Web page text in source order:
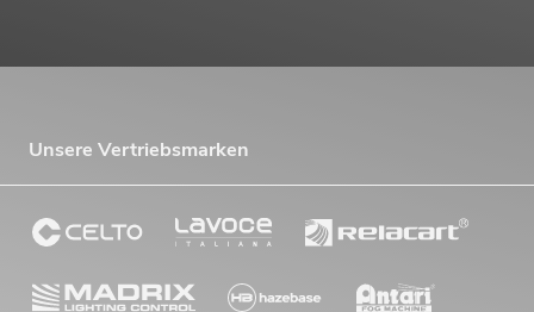
Unsere Vertriebsmarken